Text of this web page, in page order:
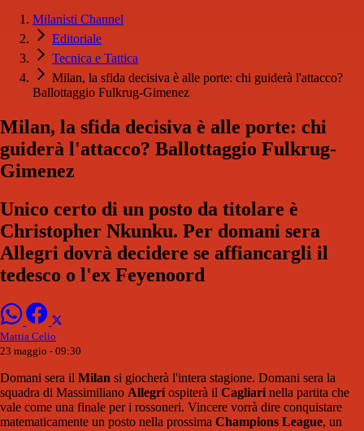
Milanisti Channel
Editoriale
Tecnica e Tattica
Milan, la sfida decisiva è alle porte: chi guiderà l'attacco?
Ballottaggio Fulkrug-Gimenez
Milan, la sfida decisiva è alle porte: chi
guiderà l'attacco? Ballottaggio Fulkrug-
Gimenez
Unico certo di un posto da titolare è
Christopher Nkunku. Per domani sera
Allegri dovrà decidere se affiancargli il
tedesco o l'ex Feyenoord
Mattia Celio
23 maggio - 09:30
Domani sera il Milan si giocherà l'intera stagione. Domani sera la
squadra di Massimiliano Allegri ospiterà il Cagliari nella partita che
vale come una finale per i rossoneri. Vincere vorrà dire conquistare
matematicamente un posto nella prossima Champions League, un